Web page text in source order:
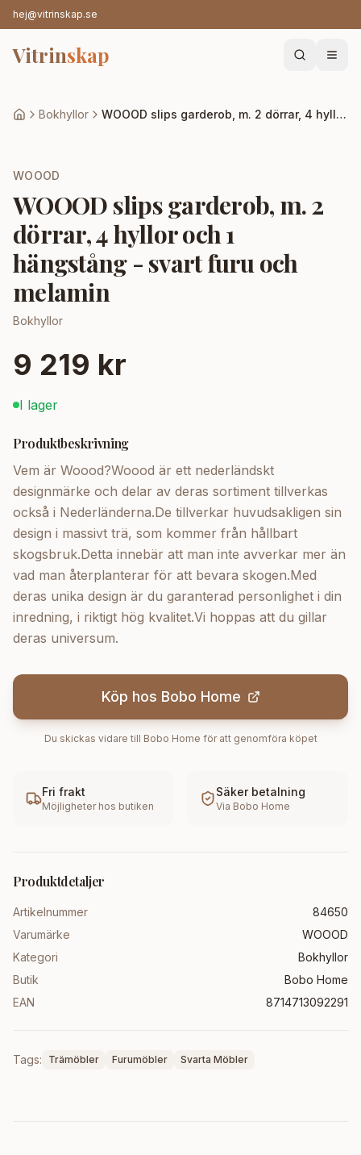
hej@vitrinskap.se
Vitrinskap
Bokhyllor WOOOD slips garderob, m. 2 dörrar, 4 hyllor och 1 hängstång - svart furu och melamin
WOOOD
WOOOD slips garderob, m. 2
dörrar, 4 hyllor och 1
hängstång - svart furu och
melamin
Bokhyllor
9 219 kr
I lager
Produktbeskrivning
Vem är Woood?Woood är ett nederländskt
designmärke och delar av deras sortiment tillverkas
också i Nederländerna.De tillverkar huvudsakligen sin
design i massivt trä, som kommer från hållbart
skogsbruk.Detta innebär att man inte avverkar mer än
vad man återplanterar för att bevara skogen.Med
deras unika design är du garanterad personlighet i din
inredning, i riktigt hög kvalitet.Vi hoppas att du gillar
deras universum.
Köp hos Bobo Home
Du skickas vidare till Bobo Home för att genomföra köpet
Fri frakt
Möjligheter hos butiken
Säker betalning
Via Bobo Home
Produktdetaljer
Artikelnummer
84650
Varumärke
WOOOD
Kategori
Bokhyllor
Butik
Bobo Home
EAN
8714713092291
Tags: Trämöbler Furumöbler Svarta Möbler